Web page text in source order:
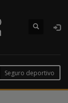
Seguro deportivo